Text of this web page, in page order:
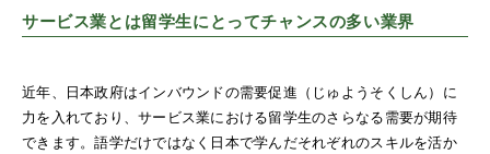
サービス業とは留学生にとってチャンスの多い業界
近年、日本政府はインバウンドの需要促進（じゅようそくしん）に
力を入れており、サービス業における留学生のさらなる需要が期待
できます。語学だけではなく日本で学んだそれぞれのスキルを活か